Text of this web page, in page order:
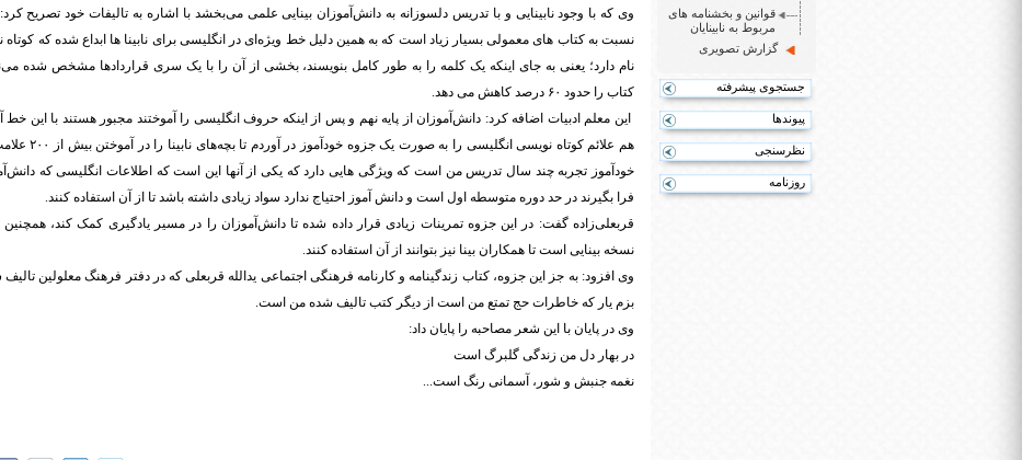
قوانین و بخشنامه های
مربوط به نابینایان
گزارش تصویری
جستجوی پیشرفته
پیوندها
نظرسنجی
روزنامه
وی که با وجود نابینایی و با تدریس دلسوزانه به دانش‌آموزان بینایی علمی می‌بخشد با اشاره به تالیفات خود تصریح
نسبت به کتاب های معمولی بسیار زیاد است که به همین دلیل خط ویژه‌ای در انگلیسی برای نابینا ها ابداع شده که
نام دارد؛ یعنی به جای اینکه یک کلمه را به طور کامل بنویسند، بخشی از آن را با یک سری قراردادها مشخص شده
کتاب را حدود ۶۰ درصد کاهش می دهد.
این معلم ادبیات اضافه کرد: دانش‌آموزان از پایه نهم و پس از اینکه حروف انگلیسی را آموختند مجبور هستند با این
هم علائم کوتاه نویسی انگلیسی
خودآموز تجربه چند سال تدریس من است که ویژگی هایی دارد که یکی از آنها این است که اطلاعات انگلیسی که
فرا بگیرند در حد دوره متوسطه اول است و دانش آموز احتیاج ندارد سواد زیادی داشته باشد تا از آن استفاده کنند.
قربعلی‌زاده گفت: در این جزوه تمرینات زیادی قرار داده شده تا دانش‌آموزان را در مسیر یادگیری کمک کند، همچنین
نسخه بینایی است تا همکاران بینا نیز بتوانند از آن استفاده کنند.
وی افزود: به جز این جزوه، کتاب زندگینامه و کارنامه فرهنگی اجتماعی یدالله قربعلی که در دفتر فرهنگ معلولین
بزم یار که خاطرات حج تمتع من است از دیگر کتب تالیف شده من است.
وی در پایان با این شعر مصاحبه را پایان داد:
در بهار دل من زندگی گلبرگ است
نغمه جنبش و شور، آسمانی رنگ است...